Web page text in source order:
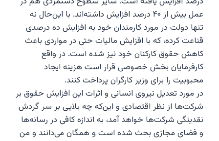
عمل بیش از ۴۰ درصد افزایش داشته‌اند. با این‌حال نه
تنها دولت در مورد کارمندان خود به افزایش ده درصدی
قناعت کرده، که با افزایش مالیات حتی در مواردی باعث
کاهش حقوق کارکنان خود نیز شده است. در واقع
کارفرمایان بخش خصوصی قرار است هزینه ایجاد
محبوبیت را برای وزیر کارگران پرداخت کنند.
در مورد تعدیل نیروی انسانی و اثرات این افزایش حقوق بر
شرکت‌ها از نظر اقتصادی و این‌که چه بلایی بر سر گردش
نقدینگی شرکت‌ها خواهد آمد، به اندازه کافی در رسانه‌ها
و فضای مجازی بحث شده است و همگان می‌دانند و من